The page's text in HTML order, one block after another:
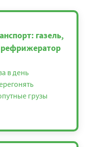
газель,
в день
грузы